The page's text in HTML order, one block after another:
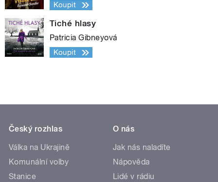
Koupit
Tiché hlasy
Patricia Gibneyová
Koupit
Český rozhlas
Válka na Ukrajině
Komunální volby
Stanice
O nás
Jak nás naladíte
Nápověda
Lidé v rádiu